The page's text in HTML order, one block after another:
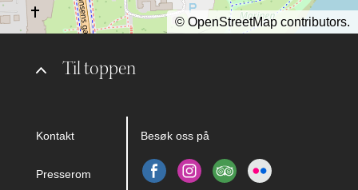
Til toppen
Kontakt
Presserom
Besøk oss på
© OpenStreetMap contributors.